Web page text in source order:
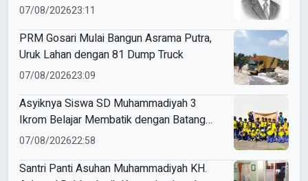
07/08/202623:11
PRM Gosari Mulai Bangun Asrama Putra,
Uruk Lahan dengan 81 Dump Truck
07/08/202623:09
Asyiknya Siswa SD Muhammadiyah 3
Ikrom Belajar Membatik dengan Batang
Pakcoy
07/08/202622:58
Santri Panti Asuhan Muhammadiyah KH.